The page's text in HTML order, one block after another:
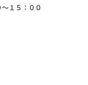
１５：００